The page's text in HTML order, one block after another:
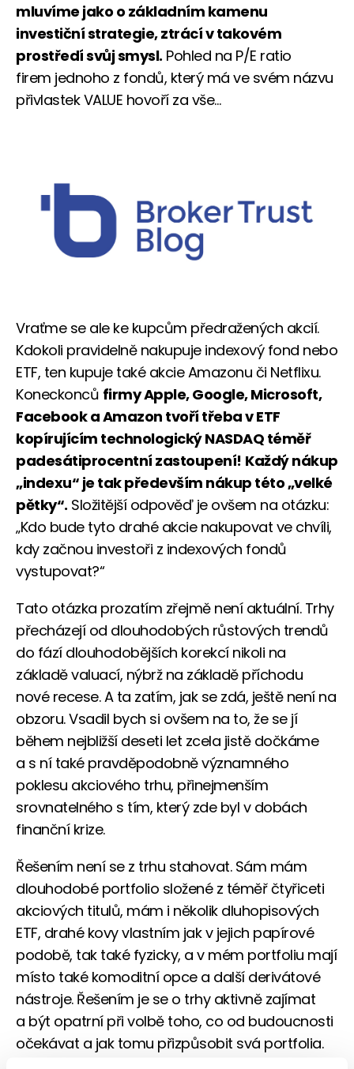
mluvíme jako o základním kamenu
investiční strategie, ztrácí v takovém
prostředí svůj smysl. Pohled na P/E ratio
firem jednoho z fondů, který má ve svém názvu
přivlastek VALUE hovoří za vše…
Vraťme se ale ke kupcům předražených akcií.
Kdokoli pravidelně nakupuje indexový fond nebo
ETF, ten kupuje také akcie Amazonu či Netflixu.
Koneckonců firmy Apple, Google, Microsoft,
Facebook a Amazon tvoří třeba v ETF
kopírujícím technologický NASDAQ téměř
padesátiprocentní zastoupení! Každý nákup
„indexu“ je tak především nákup této „velké
pětky“. Složitější odpověď je ovšem na otázku:
„Kdo bude tyto drahé akcie nakupovat ve chvíli,
kdy začnou investoři z indexových fondů
vystupovat?“
Tato otázka prozatím zřejmě není aktuální. Trhy
přecházejí od dlouhodobých růstových trendů
do fází dlouhodobějších korekcí nikoli na
základě valuací, nýbrž na základě příchodu
nové recese. A ta zatím, jak se zdá, ještě není na
obzoru. Vsadil bych si ovšem na to, že se jí
během nejbližší deseti let zcela jistě dočkáme
a s ní také pravděpodobně významného
poklesu akciového trhu, přinejmenším
srovnatelného s tím, který zde byl v dobách
finanční krize.
Řešením není se z trhu stahovat. Sám mám
dlouhodobé portfolio složené z téměř čtyřiceti
akciových titulů, mám i několik dluhopisových
ETF, drahé kovy vlastním jak v jejich papírové
podobě, tak také fyzicky, a v mém portfoliu mají
místo také komoditní opce a další derivátové
nástroje. Řešením je se o trhy aktivně zajímat
a být opatrní při volbě toho, co od budoucnosti
očekávat a jak tomu přizpůsobit svá portfolia.